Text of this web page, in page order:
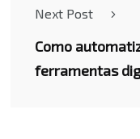
Next Post
Como
ferramentas